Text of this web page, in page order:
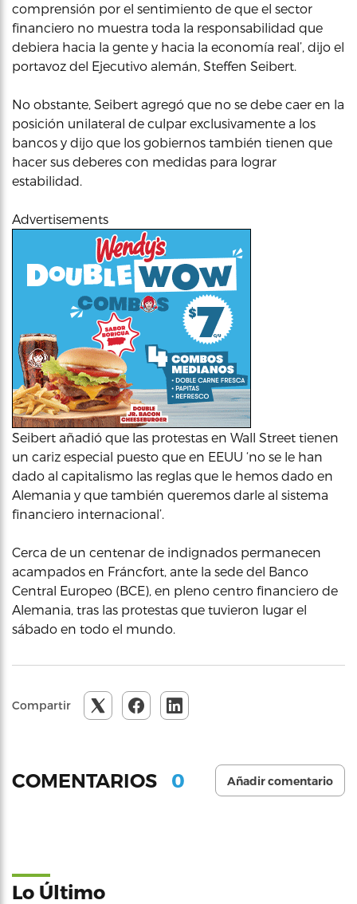
comprensión por el sentimiento de que el sector
financiero no muestra toda la responsabilidad que
debiera hacia la gente y hacia la economía real’, dijo el
portavoz del Ejecutivo alemán, Steffen Seibert.
No obstante, Seibert agregó que no se debe caer en la
posición unilateral de culpar exclusivamente a los
bancos y dijo que los gobiernos también tienen que
hacer sus deberes con medidas para lograr
estabilidad.
Advertisements
Seibert añadió que las protestas en Wall Street tienen
un cariz especial puesto que en EEUU ‘no se le han
dado al capitalismo las reglas que le hemos dado en
Alemania y que también queremos darle al sistema
financiero internacional’.
Cerca de un centenar de indignados permanecen
acampados en Fráncfort, ante la sede del Banco
Central Europeo (BCE), en pleno centro financiero de
Alemania, tras las protestas que tuvieron lugar el
sábado en todo el mundo.
Compartir
COMENTARIOS 0 Añadir comentario
Lo Último